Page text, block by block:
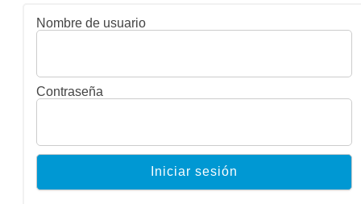
entradas
Nombre de usuario
Contraseña